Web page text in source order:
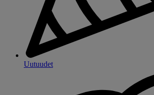
Uutuudet